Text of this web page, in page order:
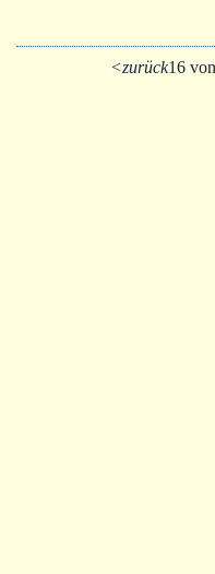
<zurück16